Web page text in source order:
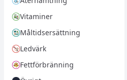
Vitaminer
Måltidsersättning
Ledvärk
Fettförbränning